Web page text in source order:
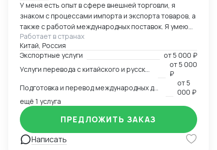
У меня есть опыт в сфере внешней торговли, я
знаком с процессами импорта и экспорта товаров, а
также с работой международных поставок. Я умею
вести переговоры с зарубежными партнерами,
заключать контракты, а также решать вопросы,
связанные с логистикой и таможней. Могу
предоставить консультации по внешней торговле.
Работает в странах
Китай, Россия
Экспортные услуги
от5 000 ₽
от5 000
₽
от5
000 ₽
ещё 1 услуга
Написать
ПРЕДЛОЖИТЬ ЗАКАЗ